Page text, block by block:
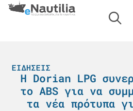
ΕΙΔΉΣΕΙΣ
Η Dorian LPG
το ABS για να
τα νέα πρότυπα